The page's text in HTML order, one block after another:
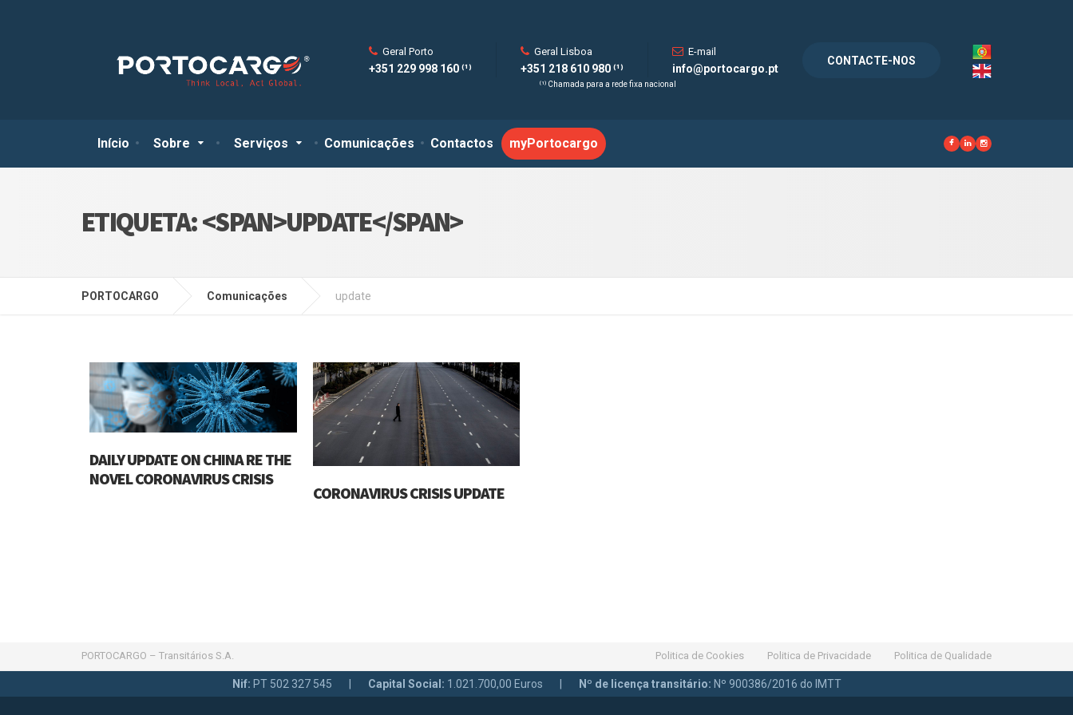
PORTOCARGO – Transitários S.A. Politica de Cookies Politica de Privacidade Politica de Qualidade
Início Sobre Serviços Comunicações Contactos myPortocargo
Geral Porto
+351 229 998 160 ⁽¹⁾
Geral Lisboa
+351 218 610 980 ⁽¹⁾
E-mail
info@portocargo.pt
CONTACTE-NOS
⁽¹⁾ Chamada para a rede fixa nacional
ETIQUETA: <SPAN>UPDATE</SPAN>
PORTOCARGO Comunicações update
DAILY UPDATE ON CHINA RE THE
NOVEL CORONAVIRUS CRISIS
CORONAVIRUS CRISIS UPDATE
Nif: PT 502 327 545 | Capital Social: 1.021.700,00 Euros | Nº de licença transitário: Nº 900386/2016 do IMTT